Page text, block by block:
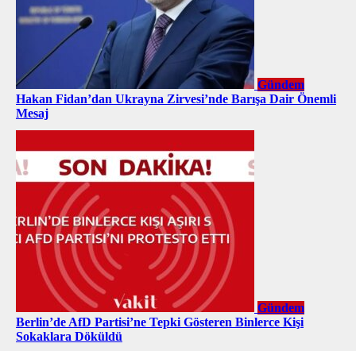
Gündem
Hakan Fidan’dan Ukrayna Zirvesi’nde Barışa Dair Önemli
Mesaj
Gündem
Berlin’de AfD Partisi’ne Tepki Gösteren Binlerce Kişi
Sokaklara Döküldü